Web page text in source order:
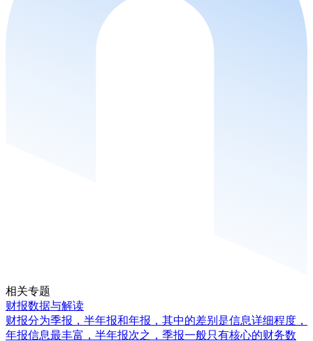
相关专题
财报数据与解读
财报分为季报，半年报和年报，其中的差别是信息详细程度，
年报信息最丰富，半年报次之，季报一般只有核心的财务数